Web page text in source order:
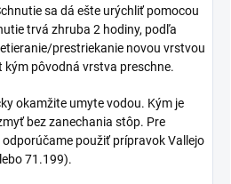
sa dá ešte urýchliť pomocou
trvá zhruba 2 hodiny, podľa
prestriekanie novou vrstvou
pôvodná vrstva preschne.
okamžite umyte vodou. Kým je
bez zanechania stôp. Pre
použiť prípravok Vallejo
71.199).